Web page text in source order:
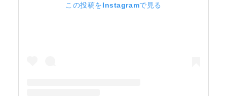
この投稿をInstagramで見る